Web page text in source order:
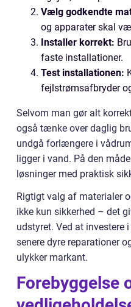
Vælg godkendte
og apparater skal
Installer korrekt:
faste installationer.
Test installationen:
fejlstrømsafbryder
Selvom man gør alt
også tænke over daglig
undgå forlængere i
ligger i vand. På den
løsninger med praktisk
Rigtigt valg af materialer
ikke kun sikkerhed – det
udstyret. Ved at investere
senere dyre reparationer
ulykker markant.
Forebyggelse